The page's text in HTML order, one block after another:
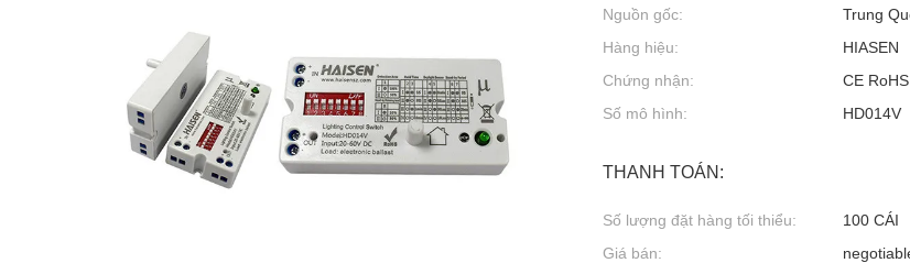
Nguồn gốc:
Trung
Hàng hiệu:
HIASEN
Chứng nhận:
CE RoHS
Số mô hình:
HD014V
THANH TOÁN:
Số lượng đặt hàng tối thiểu:
100 CÁI
Giá bán: